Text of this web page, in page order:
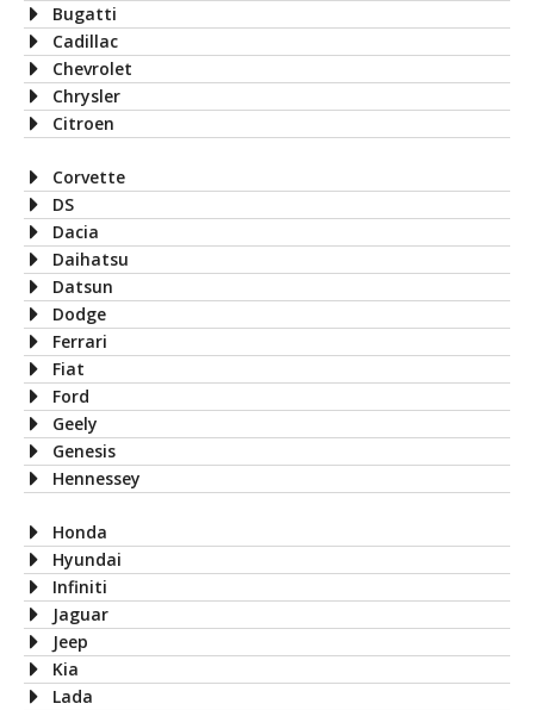
Bugatti
Cadillac
Chevrolet
Chrysler
Citroen
Corvette
DS
Dacia
Daihatsu
Datsun
Dodge
Ferrari
Fiat
Ford
Geely
Genesis
Hennessey
Honda
Hyundai
Infiniti
Jaguar
Jeep
Kia
Lada